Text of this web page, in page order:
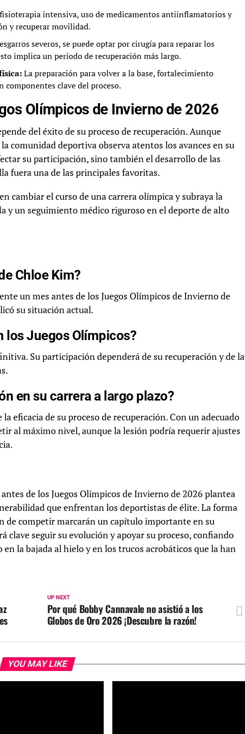
intensiva, uso de medicamentos antiinflamatorios y
y recuperar movilidad.
severos, se puede optar por cirugía para reparar los
implica un período de recuperación más largo.
La preparación para volver a la base, fortalecimiento
clave del proceso.
Olímpicos de Invierno de 2026
del éxito de su proceso de recuperación. Aunque
comunidad deportiva observa atentos los avances en su
su participación, sino también el desarrollo de las
fuera una de las principales favoritas.
cambiar el curso de una carrera olímpica y subraya la
y un seguimiento médico riguroso en el deporte de alto
Chloe Kim?
un mes antes de los Juegos Olímpicos de Invierno de
su situación actual.
los Juegos Olímpicos?
Su participación dependerá de su recuperación y de la
en su carrera a largo plazo?
eficacia de su proceso de recuperación. Con un adecuado
al máximo nivel, aunque la lesión podría requerir ajustes
de los Juegos Olímpicos de Invierno de 2026 plantea
que enfrentan los deportistas de élite. La forma
de competir marcarán un capítulo importante en su
clave seguir su evolución y apoyar su proceso, confiando
la bajada al hielo y en los trucos acrobáticos que la han
UP NEXT
Por qué Bobby Cannavale no asistió a los
Globos de Oro 2026 ¡Descubre la razón!
YOU MAY LIKE